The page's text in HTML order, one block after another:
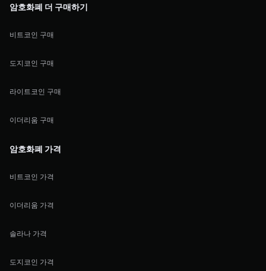
암호화폐 더 구매하기
비트코인 구매
도지코인 구매
라이트코인 구매
이더리움 구매
암호화폐 가격
비트코인 가격
이더리움 가격
솔라나 가격
도지코인 가격